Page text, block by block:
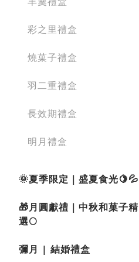
彩之里禮盒
燒菓子禮盒
羽二重禮盒
長效期禮盒
明月禮盒
🌞夏季限定｜盛夏食光🍋💦
🎁月圓獻禮｜中秋和菓子精
選🌕
彌月 | 結婚禮盒